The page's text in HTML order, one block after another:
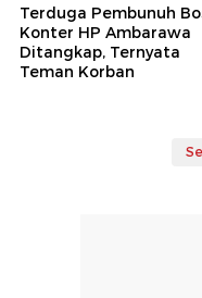
Terduga Pembunuh
Konter HP Ambarawa
Ditangkap, Ternyata
Teman Korban